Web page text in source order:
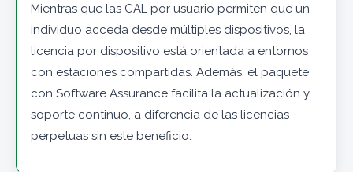
Mientras que las CAL por usuario permiten que un
individuo acceda desde múltiples dispositivos, la
licencia por dispositivo está orientada a entornos
con estaciones compartidas. Además, el paquete
con Software Assurance facilita la actualización y
soporte continuo, a diferencia de las licencias
perpetuas sin este beneficio.